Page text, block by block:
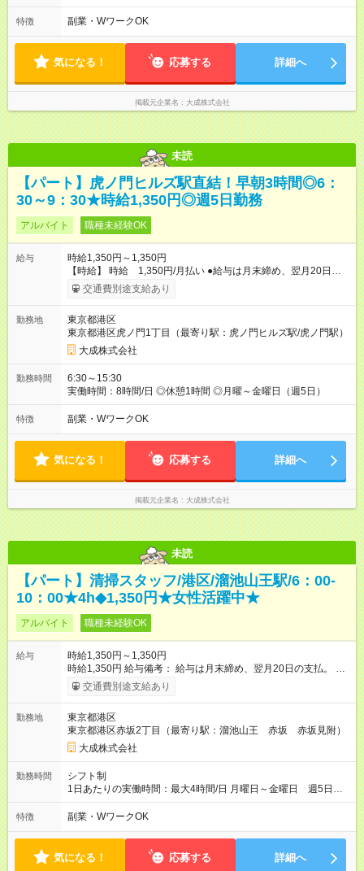
特徴 副業・WワークOK
気になる！ 応募する 詳細へ
掲載元企業名 大成株式会社
未読
【パート】虎ノ門ヒルズ駅直結！早朝3時間◎6：
30～9：30★時給1,350円◎週5日勤務
アルバイト 職種未経験OK
給与
時給1,350円～1,350円
【時給】 時給 1,350円/月払い ●給与は月末締め、翌月20日の
支払。 ●通勤手当は1ヶ月ごとに勤務日数に応じて実費精算。 ●
一番安いルートでの計算となります。 ※Ｗワークの方は、他社
象となります。 【試用期間】試用期間あり 試用期間の長さ：3
ヶ月 雇用形態、給与は本採用時と同じです。
交通費別途支給あり
勤務地
東京都港区
東京都港区虎ノ門1丁目（最寄り駅：虎ノ門ヒルズ駅/虎ノ門駅）
大成株式会社
勤務時間
6:30～15:30
実働時間：8時間/日 ◎休憩1時間 ◎月曜～金曜日（週5日）
特徴 副業・WワークOK
気になる！ 応募する 詳細へ
掲載元企業名 大成株式会社
未読
【パート】清掃スタッフ/港区/溜池山王駅/6：00-
10：00★4h◆1,350円★女性活躍中★
アルバイト 職種未経験OK
給与
時給1,350円～1,350円
時給1,350円 給与備考： 給与は月末締め、翌月20日の支払。 通
勤手当は1ヶ月ごとに勤務日数に応じて実費精算。 一番安いルー
トでの計算となります。 ※Ｗワークの方は、他社様で定期が支
す。 【試用期間】試用期間あり 試用期間の長さ：3ヶ月 雇用形
態、給与は本採用時と同じです。
交通費別途支給あり
勤務地
東京都港区
東京都港区赤坂2丁目（最寄り駅：溜池山王 赤坂 赤坂見附）
大成株式会社
勤務時間
シフト制
1日あたりの実働時間：最大4時間/日 月曜日～金曜日 週5日
【シフト】 6：00-10：00 ※シフトは毎月のシフト表にて決定
特徴 副業・WワークOK
気になる！ 応募する 詳細へ